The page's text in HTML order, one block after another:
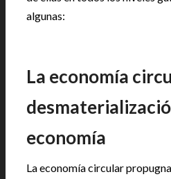
algunas:
La economía
economía
La economía circular